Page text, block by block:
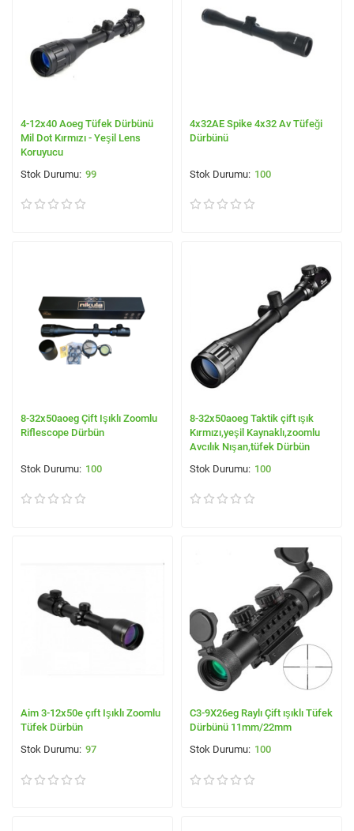
4-12x40 Aoeg Tüfek Dürbünü
Mil Dot Kırmızı - Yeşil Lens
Koruyucu
99
4x32AE Spike 4x32 Av Tüfeği
Dürbünü
100
8-32x50aoeg Çift Işıklı Zoomlu
Riflescope Dürbün
100
8-32x50aoeg Taktik çift ışık
Kırmızı,yeşil Kaynaklı,zoomlu
Avcılık Nışan,tüfek Dürbün
100
Aim 3-12x50e çıft Işıklı Zoomlu
Tüfek Dürbün
97
C3-9X26eg Raylı Çift ışıklı Tüfek
Dürbünü 11mm/22mm
100